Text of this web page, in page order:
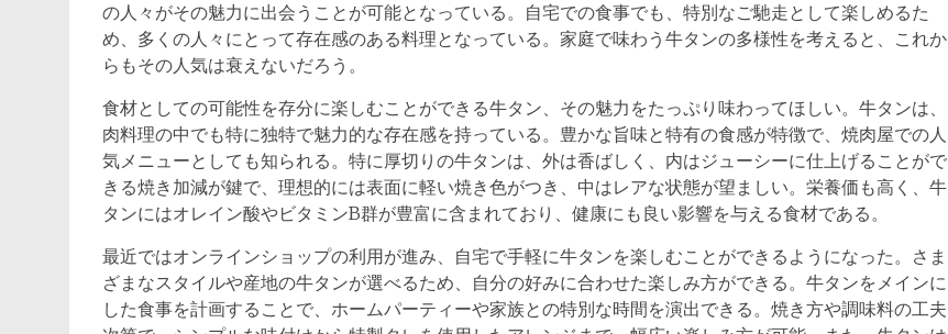
の人々がその魅力に出会うことが可能となっている。自宅での食事でも、特別なご馳走として楽しめるた
め、多くの人々にとって存在感のある料理となっている。家庭で味わう牛タンの多様性を考えると、これか
らもその人気は衰えないだろう。
食材としての可能性を存分に楽しむことができる牛タン、その魅力をたっぷり味わってほしい。牛タンは、
肉料理の中でも特に独特で魅力的な存在感を持っている。豊かな旨味と特有の食感が特徴で、焼肉屋での人
気メニューとしても知られる。特に厚切りの牛タンは、外は香ばしく、内はジューシーに仕上げることがで
きる焼き加減が鍵で、理想的には表面に軽い焼き色がつき、中はレアな状態が望ましい。栄養価も高く、牛
タンにはオレイン酸やビタミンB群が豊富に含まれており、健康にも良い影響を与える食材である。
最近ではオンラインショップの利用が進み、自宅で手軽に牛タンを楽しむことができるようになった。さま
ざまなスタイルや産地の牛タンが選べるため、自分の好みに合わせた楽しみ方ができる。牛タンをメインに
した食事を計画することで、ホームパーティーや家族との特別な時間を演出できる。焼き方や調味料の工夫